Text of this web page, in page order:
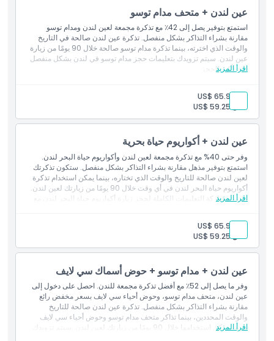
عين لندن + متحف مدام توسو
استمتع بتوفير يصل إلى 42٪ مع تذكرة مجمعة لعين لندن ومدام توسو
مقارنة بشراء التذاكر بشكل منفصل. تذكرة عين لندن صالحة في التاريخ
والوقت الذي اخترته، بينما تذكرة مدام توسو صالحة خلال 90 يومًا من زيارة
عين لندن. سيتم تزويدك بتعليمات حجز مدام توسو في لندن بشكل منفصل
عند تأكيد الحجز.
اقرأ المزيد
بالغ:
US$ 65.99
طفل:US$ 59.25
عين لندن + أكواريوم حياة بحرية
وفر حتى 40% مع تذكرة مجمعة لعين لندن وأكواريوم حياة البحر لندن.
استمتع بتوفير مذهل مقارنة بشراء التذاكر بشكل منفصل. ستكون تذكرتك
لعين لندن صالحة للتاريخ والوقت الذي تختاره، بينما يمكن استخدام تذكرة
أكواريوم حياة البحر لندن في أي وقت خلال 90 يومًا من زيارتك لعين لندن.
ستتم مشاركة التعليمات الكاملة لحجز
زيارة أكواريوم حياة البحر لندن مع
اقرأ المزيد
بالغ:
US$ 65.99
طفل:US$ 59.25
عين لندن + مدام توسو + حوض أسماك سي لايف
وفر ما يصل إلى 52٪ مع أفضل تذكرة مجمعة للندن. احصل على دخول إلى
عين لندن، متحف مدام توسو، وحوض أحياء سي لايف بسعر مخفض رائع
مقارنة بشراء التذاكر بشكل منفصل. تذكرة عين لندن صالحة للتاريخ
والوقت المحددين، بينما تذاكر متحف مدام توسو وحوض أحياء سي لايف
مرنة ويمكن استخدامها خلال 90 يومًا من زيارتك لعين لندن. سيتم تزويدك
اقرأ المزيد